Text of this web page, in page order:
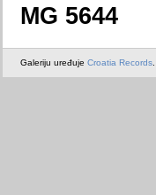
MG 5644
Galeriju uređuje Croatia Records